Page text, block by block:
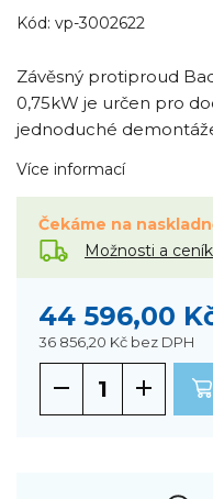
Kód: vp-3002622
Závěsný protiproud
0,75kW je určen pro
jednoduché
Více informací
Čekáme na
Možnosti a
44 596,00
36 856,20 Kč bez DPH